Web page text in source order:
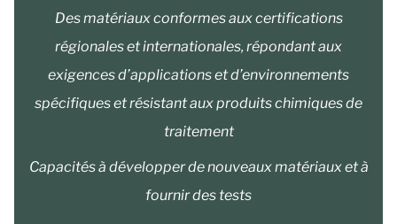
Des matériaux conformes aux certifications
régionales et internationales, répondant aux
exigences d’applications et d’environnements
spécifiques et résistant aux produits chimiques de
traitement
Capacités à développer de nouveaux matériaux et à
fournir des tests